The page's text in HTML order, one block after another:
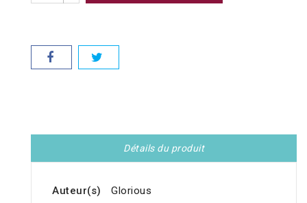
Détails du produit
Auteur(s)
Glorious